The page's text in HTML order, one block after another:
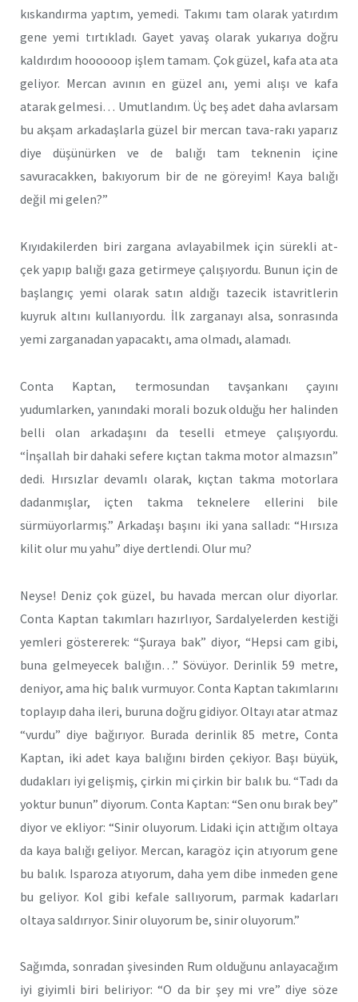
kıskandırma yaptım, yemedi. Takımı tam olarak yatırdım
gene yemi tırtıkladı. Gayet yavaş olarak yukarıya doğru
kaldırdım hoooooop işlem tamam. Çok güzel, kafa ata ata
geliyor. Mercan avının en güzel anı, yemi alışı ve kafa
atarak gelmesi… Umutlandım. Üç beş adet daha avlarsam
bu akşam arkadaşlarla güzel bir mercan tava-rakı yaparız
diye düşünürken ve de balığı tam teknenin içine
savuracakken, bakıyorum bir de ne göreyim! Kaya balığı
değil mi gelen?”
Kıyıdakilerden biri zargana avlayabilmek için sürekli at-
çek yapıp balığı gaza getirmeye çalışıyordu. Bunun için de
başlangıç yemi olarak satın aldığı tazecik istavritlerin
kuyruk altını kullanıyordu. İlk zarganayı alsa, sonrasında
yemi zarganadan yapacaktı, ama olmadı, alamadı.
Conta Kaptan, termosundan tavşankanı çayını
yudumlarken, yanındaki morali bozuk olduğu her halinden
belli olan arkadaşını da teselli etmeye çalışıyordu.
“İnşallah bir dahaki sefere kıçtan takma motor almazsın”
dedi. Hırsızlar devamlı olarak, kıçtan takma motorlara
dadanmışlar, içten takma teknelere ellerini bile
sürmüyorlarmış.” Arkadaşı başını iki yana salladı: “Hırsıza
kilit olur mu yahu” diye dertlendi. Olur mu?
Neyse! Deniz çok güzel, bu havada mercan olur diyorlar.
Conta Kaptan takımları hazırlıyor, Sardalyelerden kestiği
yemleri göstererek: “Şuraya bak” diyor, “Hepsi cam gibi,
buna gelmeyecek balığın…” Sövüyor. Derinlik 59 metre,
deniyor, ama hiç balık vurmuyor. Conta Kaptan takımlarını
toplayıp daha ileri, buruna doğru gidiyor. Oltayı atar atmaz
“vurdu” diye bağırıyor. Burada derinlik 85 metre, Conta
Kaptan, iki adet kaya balığını birden çekiyor. Başı büyük,
dudakları iyi gelişmiş, çirkin mi çirkin bir balık bu. “Tadı da
yoktur bunun” diyorum. Conta Kaptan: “Sen onu bırak bey”
diyor ve ekliyor: “Sinir oluyorum. Lidaki için attığım oltaya
da kaya balığı geliyor. Mercan, karagöz için atıyorum gene
bu balık. Isparoza atıyorum, daha yem dibe inmeden gene
bu geliyor. Kol gibi kefale sallıyorum, parmak kadarları
oltaya saldırıyor. Sinir oluyorum be, sinir oluyorum.”
Sağımda, sonradan şivesinden Rum olduğunu anlayacağım
iyi giyimli biri beliriyor: “O da bir şey mi vre” diye söze